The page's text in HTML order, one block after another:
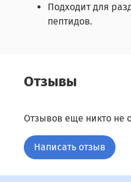
Подходит для
пептидов.
Отзывы
Отзывов еще никто не
Написать отзыв